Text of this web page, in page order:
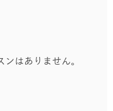
はありません。